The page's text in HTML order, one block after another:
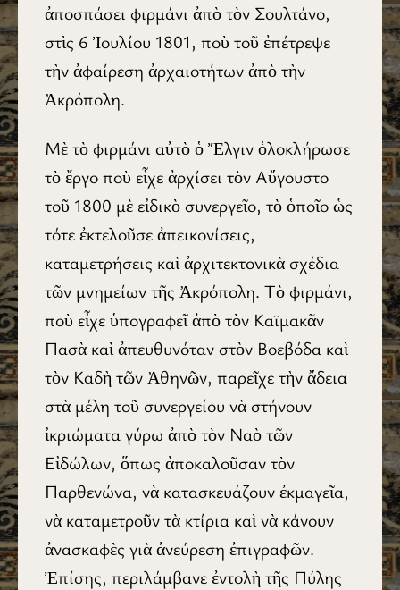
ἀποσπάσει φιρμάνι ἀπὸ τὸν Σουλτάνο,
στὶς 6 Ἰουλίου 1801, ποὺ τοῦ ἐπέτρεψε
τὴν ἀφαίρεση ἀρχαιοτήτων ἀπὸ τὴν
Ἀκρόπολη.
Μὲ τὸ φιρμάνι αὐτὸ ὁ Ἔλγιν ὁλοκλήρωσε
τὸ ἔργο ποὺ εἶχε ἀρχίσει τὸν Αὔγουστο
τοῦ 1800 μὲ εἰδικὸ συνεργεῖο, τὸ ὁποῖο ὡς
τότε ἐκτελοῦσε ἀπεικονίσεις,
καταμετρήσεις καὶ ἀρχιτεκτονικὰ σχέδια
τῶν μνημείων τῆς Ἀκρόπολη. Τὸ φιρμάνι,
ποὺ εἶχε ὑπογραφεῖ ἀπὸ τὸν Καϊμακᾶν
Πασὰ καὶ ἀπευθυνόταν στὸν Βοεβόδα καὶ
τὸν Καδὴ τῶν Ἀθηνῶν, παρεῖχε τὴν ἄδεια
στὰ μέλη τοῦ συνεργείου νὰ στήνουν
ἰκριώματα γύρω ἀπὸ τὸν Ναὸ τῶν
Εἰδώλων, ὅπως ἀποκαλοῦσαν τὸν
Παρθενώνα, νὰ κατασκευάζουν ἐκμαγεῖα,
νὰ καταμετροῦν τὰ κτίρια καὶ νὰ κάνουν
ἀνασκαφὲς γιὰ ἀνεύρεση ἐπιγραφῶν.
Ἐπίσης, περιλάμβανε ἐντολὴ τῆς Πύλης